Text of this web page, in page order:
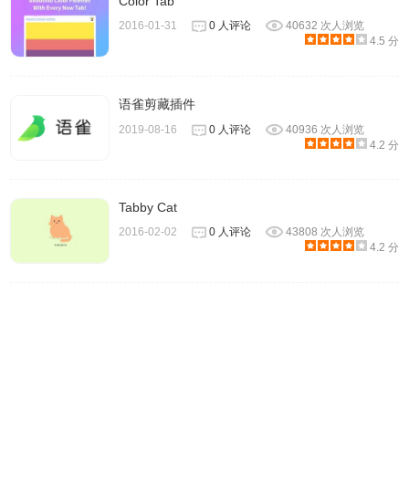
5、点击【恢复标签页】，可以一次恢复所有的标签页。点击
下方的单个网页缩略图，可以恢复指定的单独页面。
2016-01-31 0 人评论
40632 次人浏览
4.5 分
语雀剪藏插件
2019-08-16 0 人评论
40936 次人浏览
4.2 分
Tabby Cat
2016-02-02 0 人评论
43808 次人浏览
4.2 分